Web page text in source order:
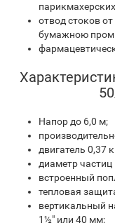
отвод стоков
бумажною
Напор до 6,0 м;
двигатель 0,37
диаметр
встроенный
тепловая
вертикальный
1½" или 40 мм;